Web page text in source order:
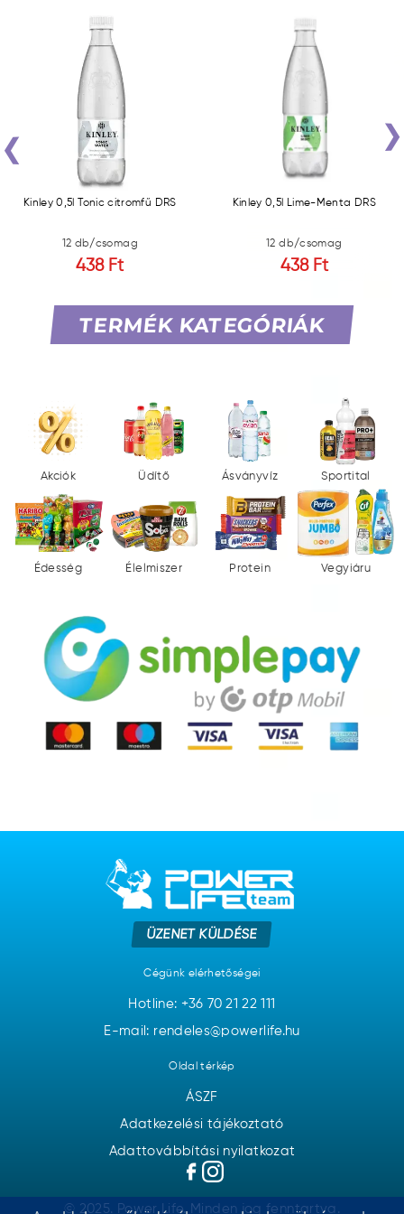
Kinley 0,5l Tonic citromfű DRS
12 db/csomag
438 Ft
Kinley 0,5l Lime-Menta DRS
12 db/csomag
438 Ft
‹ ›
TERMÉK KATEGÓRIÁK
Akciók Üdítő Ásványvíz Sportital
Édesség Élelmiszer Protein Vegyiáru
ÜZENET KÜLDÉSE
Cégünk elérhetőségei
Hotline: +36 70 21 22 111
E-mail: rendeles@powerlife.hu
Oldal térkép
ÁSZF
Adatkezelési tájékoztató
Adattovábbítási nyilatkozat
© 2025. Power Life. Minden jog fenntartva.